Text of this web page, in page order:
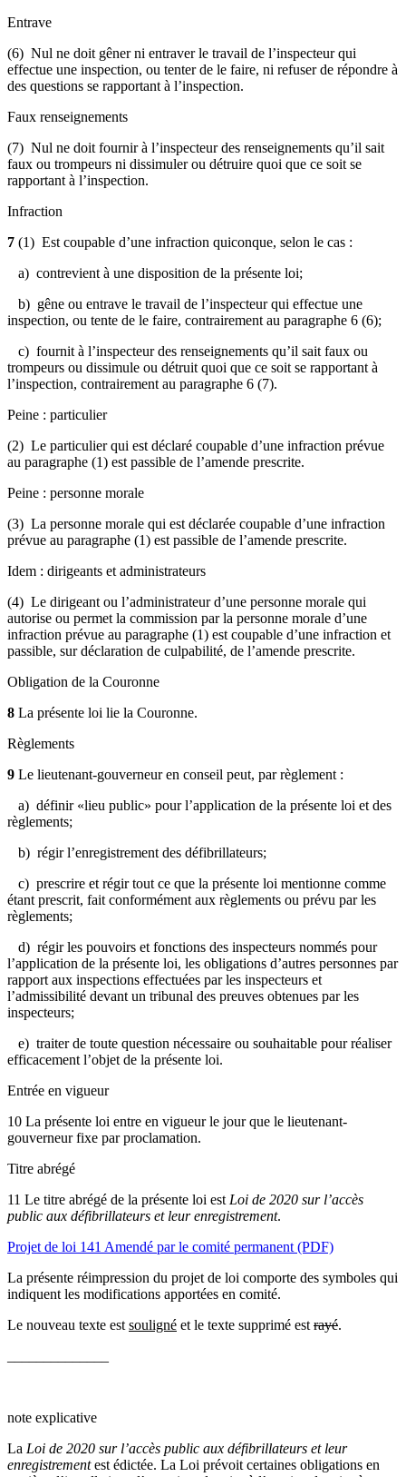
Entrave
(6) Nul ne doit gêner ni entraver le travail de l’inspecteur qui
effectue une inspection, ou tenter de le faire, ni refuser de répondre à
des questions se rapportant à l’inspection.
Faux renseignements
(7) Nul ne doit fournir à l’inspecteur des renseignements qu’il sait
faux ou trompeurs ni dissimuler ou détruire quoi que ce soit se
rapportant à l’inspection.
Infraction
7 (1) Est coupable d’une infraction quiconque, selon le cas :
a) contrevient à une disposition de la présente loi;
b) gêne ou entrave le travail de l’inspecteur qui effectue une
inspection, ou tente de le faire, contrairement au paragraphe 6 (6);
c) fournit à l’inspecteur des renseignements qu’il sait faux ou
trompeurs ou dissimule ou détruit quoi que ce soit se rapportant à
l’inspection, contrairement au paragraphe 6 (7).
Peine : particulier
(2) Le particulier qui est déclaré coupable d’une infraction prévue
au paragraphe (1) est passible de l’amende prescrite.
Peine : personne morale
(3) La personne morale qui est déclarée coupable d’une infraction
prévue au paragraphe (1) est passible de l’amende prescrite.
Idem : dirigeants et administrateurs
(4) Le dirigeant ou l’administrateur d’une personne morale qui
autorise ou permet la commission par la personne morale d’une
infraction prévue au paragraphe (1) est coupable d’une infraction et
passible, sur déclaration de culpabilité, de l’amende prescrite.
Obligation de la Couronne
8 La présente loi lie la Couronne.
Règlements
9 Le lieutenant-gouverneur en conseil peut, par règlement :
a) définir «lieu public» pour l’application de la présente loi et des
règlements;
b) régir l’enregistrement des défibrillateurs;
c) prescrire et régir tout ce que la présente loi mentionne comme
étant prescrit, fait conformément aux règlements ou prévu par les
règlements;
d) régir les pouvoirs et fonctions des inspecteurs nommés pour
l’application de la présente loi, les obligations d’autres personnes par
rapport aux inspections effectuées par les inspecteurs et
l’admissibilité devant un tribunal des preuves obtenues par les
inspecteurs;
e) traiter de toute question nécessaire ou souhaitable pour réaliser
efficacement l’objet de la présente loi.
Entrée en vigueur
10 La présente loi entre en vigueur le jour que le lieutenant-
gouverneur fixe par proclamation.
Titre abrégé
11 Le titre abrégé de la présente loi est Loi de 2020 sur l’accès
public aux défibrillateurs et leur enregistrement.
Projet de loi 141 Amendé par le comité permanent (PDF)
La présente réimpression du projet de loi comporte des sym­boles qui
indiquent les modifications apportées en comité.
Le nouveau texte est souligné et le texte supprimé est rayé.
note explicative
La Loi de 2020 sur l’accès public aux défibrillateurs et leur
enregistrementest édictée. La Loi prévoit certaines obligations en